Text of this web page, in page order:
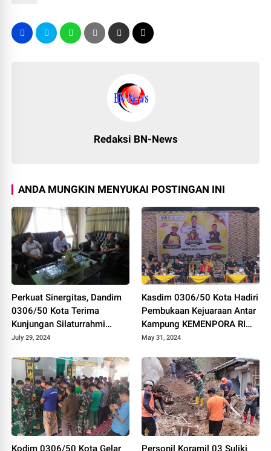
Redaksi BN-News
ANDA MUNGKIN MENYUKAI POSTINGAN INI
Perkuat Sinergitas, Dandim
0306/50 Kota Terima
Kunjungan Silaturrahmi
Ketua Pengadilan Negeri
July 29, 2024
Kasdim 0306/50 Kota Hadiri
Pembukaan Kejuaraan Antar
Kampung KEMENPORA RI
Tahun 2024
May 31, 2024
Kodim 0306/50 Kota Gelar
Personil Koramil 03 Suliki